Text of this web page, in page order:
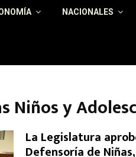
NACIONALES
Niños y
La Legislatura
Defensoría de